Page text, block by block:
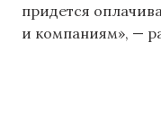
придется
и компаниям», —